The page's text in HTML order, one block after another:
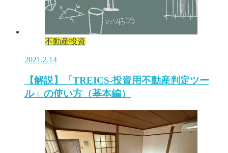
不動産投資
2021.2.14
【解説】「TREICS-投資用不動産判定ツー
ル」の使い方（基本編）